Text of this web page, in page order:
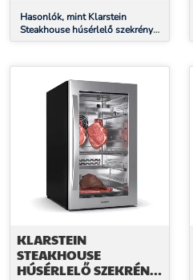
SZABÁLYOZÁSA
Hasonlók, mint Klarstein
Steakhouse húsérlelő szekrény,
352 L, antibakteriális, LED,
szabályozása
KLARSTEIN
STEAKHOUSE
HÚSÉRLELŐ SZEKRÉNY,